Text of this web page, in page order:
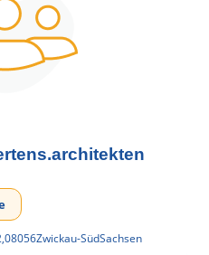
,08056Zwickau-SüdSachsen